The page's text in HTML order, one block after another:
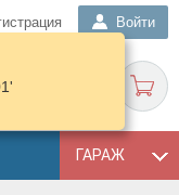
Войти
ГАРАЖ